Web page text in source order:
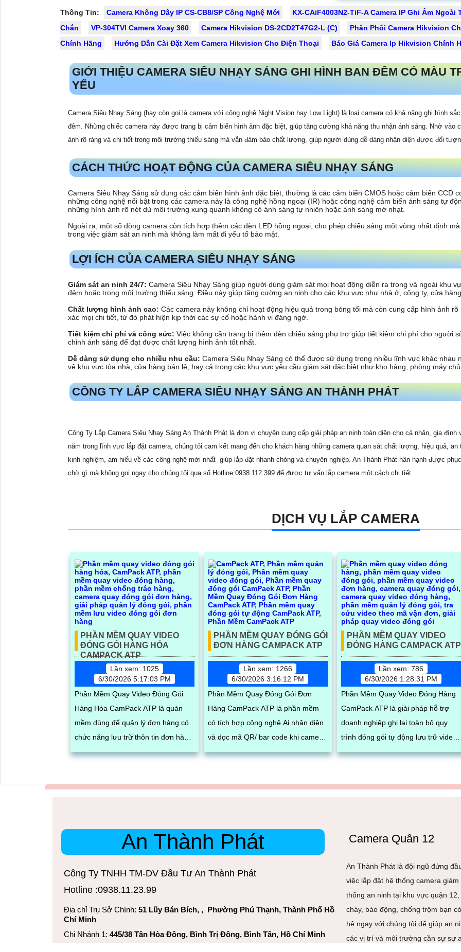
cho ra hình ảnh chất lượng ban đêm
người và báo động chuyển động
chuẩn
Thông Tin: Camera Không Dây IP CS-CB8/SP Công Nghệ Mới
KX-CAiF4003N2-TiF-A Camera IP Ghi Âm Ngoài
Chắn
VP-304TVI Camera Xoay 360 Camera Hikvision DS-2CD2T47G2-L (C)
Phân Phối Camera Hikvision
Chính Hãng
Hướng Dẫn Cài Đặt Xem Camera Hikvision Cho Điện Thoại Báo Giá Camera Ip Hikvision Chính
GIỚI THIỆU CAMERA SIÊU NHẠY SÁNG GHI HÌNH BAN ĐÊM CÓ MÀU
YẾU
Camera Siêu Nhạy Sáng (hay còn gọi là camera với công nghệ Night Vision hay Low Light) là loại camera có khả năng ghi hình
đêm. Những chiếc camera này được trang bị cảm biến hình ảnh đặc biệt, giúp tăng cường khả năng thu nhận ánh sáng. Nhờ vào
ảnh rõ ràng và chi tiết trong môi trường thiếu sáng mà vẫn đảm bảo chất lượng, giúp người dùng dễ dàng nhận diện được đối
CÁCH THỨC HOẠT ĐỘNG CỦA CAMERA SIÊU NHẠY SÁNG
Camera Siêu Nhạy Sáng sử dụng các cảm biến hình ảnh đặc biệt, thường là các cảm biến CMOS hoặc cảm biến CCD
những công nghệ nổi bật trong các camera này là công nghệ hồng ngoại (IR) hoặc công nghệ cảm biến ánh sáng tự
những hình ảnh rõ nét dù môi trường xung quanh không có ánh sáng tự nhiên hoặc ánh sáng mờ nhạt.
Ngoài ra, một số dòng camera còn tích hợp thêm các đèn LED hồng ngoại, cho phép chiếu sáng một vùng nhất định
trong việc giám sát an ninh mà không làm mất đi yếu tố bảo mật.
LỢI ÍCH CỦA CAMERA SIÊU NHẠY SÁNG
Giám sát an ninh 24/7: Camera Siêu Nhạy Sáng giúp người dùng giám sát mọi hoạt động diễn ra trong và ngoài khu
đêm hoặc trong môi trường thiếu sáng. Điều này giúp tăng cường an ninh cho các khu vực như nhà ở, công ty, cửa
Chất lượng hình ảnh cao: Các camera này không chỉ hoạt động hiệu quả trong bóng tối mà còn cung cấp hình ảnh
xác mọi chi tiết, từ đó phát hiện kịp thời các sự cố hoặc hành vi đáng ngờ.
Tiết kiệm chi phí và công sức: Việc không cần trang bị thêm đèn chiếu sáng phụ trợ giúp tiết kiệm chi phí cho người
chỉnh ánh sáng để đạt được chất lượng hình ảnh tốt nhất.
Dễ dàng sử dụng cho nhiều nhu cầu: Camera Siêu Nhạy Sáng có thể được sử dụng trong nhiều lĩnh vực khác nhau
vệ khu vực tòa nhà, cửa hàng bán lẻ, hay cả trong các khu vực yêu cầu giám sát đặc biệt như kho hàng, phòng máy
CÔNG TY LẮP CAMERA SIÊU NHẠY SÁNG AN THÀNH PHÁT
Công Ty Lắp Camera Siêu Nhạy Sáng An Thành Phát là đơn vị chuyên cung cấp giải pháp an ninh toàn diện cho cá nhân, gia
năm trong lĩnh vực lắp đặt camera, chúng tôi cam kết mang đến cho khách hàng những camera quan sát chất lượng, hiệu quả,
kinh nghiệm, am hiểu về các công nghệ mới nhất giúp lắp đặt nhanh chóng và chuyên nghiệp. An Thành Phát hân hạnh được
chờ gì mà không gọi ngay cho chúng tôi qua số Hotline 0938.112.399 để được tư vấn lắp camera một cách chi tiết
DỊCH VỤ LẮP CAMERA
PHẦN MỀM QUAY VIDEO
ĐÓNG GÓI HÀNG HÓA
CAMPACK ATP
Lần xem: 1025
6/30/2026 5:17:03 PM
Phần Mềm Quay Video Đóng Gói
Hàng Hóa CamPack ATP là quàn
mềm dùng để quản lý đơn hàng có
chức năng lưu trữ thôn tin đơn hàng,
tra cứu và tải video đóng gói của
PHẦN MỀM QUAY ĐÓNG GÓI
ĐƠN HÀNG CAMPACK ATP
Lần xem: 1266
6/30/2026 3:16:12 PM
Phần Mềm Quay Đóng Gói Đơn
Hàng CamPack ATP là phần mềm
có tích hợp công nghệ Ai nhận diện
và dọc mã QR/ bar code khi camera
quay được mã vận đơn
PHẦN MỀM QUAY VIDEO
ĐÓNG HÀNG CAMPACK ATP
Lần xem: 786
6/30/2026 1:28:31 PM
Phần Mềm Quay Video Đóng Hàng
CamPack ATP là giải pháp hỗ trợ
doanh nghiệp ghi lại toàn bộ quy
trình đóng gói tự động lưu trữ video
với mã vận đơn và lưu trữ dữ liệu
An Thành Phát
Công Ty TNHH TM-DV Đầu Tư An Thành Phát
Hotline :0938.11.23.99
Địa chỉ Trụ Sở Chính: 51 Lũy Bán Bích, , Phường Phú Thạnh, Thành Phố Hồ
Chí Minh
Chi Nhánh 1: 445/38 Tân Hòa Đông, Bình Trị Đông, Bình Tân, Hồ Chí Minh
Camera Quân 12
An Thành Phát là đội ngũ đứng
việc lắp đặt hệ thống camera giám
thống an ninh tại khu vực quận 12,
cháy, báo động, chống trộm bạn
hệ ngay với chúng tôi để giúp an
các vị trí và môi trường cần sự sự